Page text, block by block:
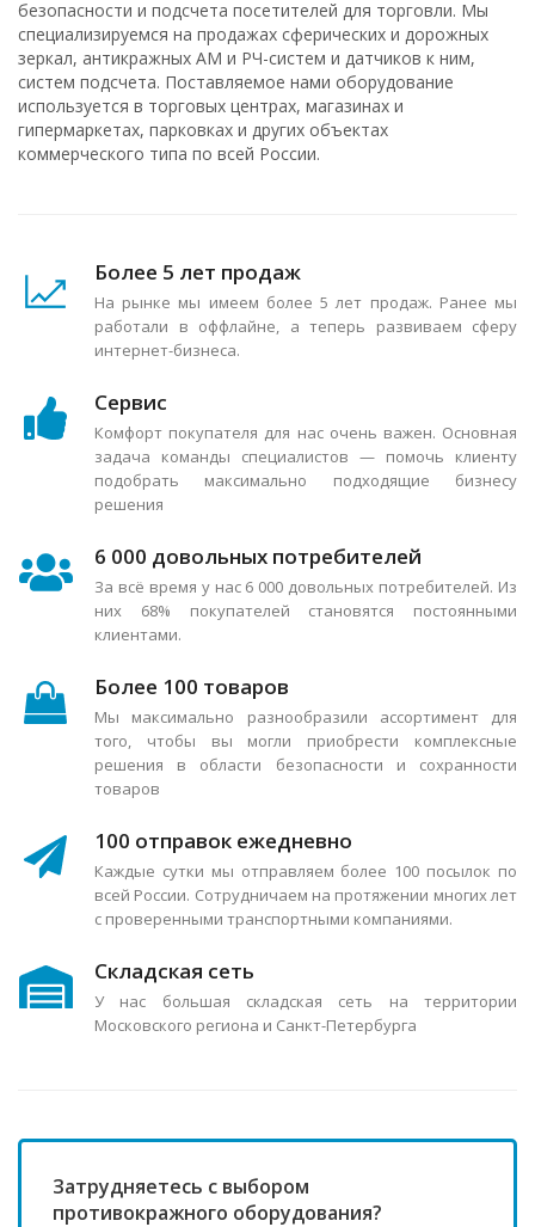
безопасности и подсчета посетителей для торговли. Мы
специализируемся на продажах сферических и дорожных
зеркал, антикражных АМ и РЧ-систем и датчиков к ним,
систем подсчета. Поставляемое нами оборудование
используется в торговых центрах, магазинах и
гипермаркетах, парковках и других объектах
коммерческого типа по всей России.
Более 5 лет продаж
На рынке мы имеем более 5 лет продаж. Ранее мы
работали в оффлайне, а теперь развиваем сферу
интернет-бизнеса.
Сервис
Комфорт покупателя для нас очень важен. Основная
задача команды специалистов — помочь клиенту
подобрать максимально подходящие бизнесу
решения
6 000 довольных потребителей
За всё время у нас 6 000 довольных потребителей. Из
них 68% покупателей становятся постоянными
клиентами.
Более 100 товаров
Мы максимально разнообразили ассортимент для
того, чтобы вы могли приобрести комплексные
решения в области безопасности и сохранности
товаров
100 отправок ежедневно
Каждые сутки мы отправляем более 100 посылок по
всей России. Сотрудничаем на протяжении многих лет
с проверенными транспортными компаниями.
Складская сеть
У нас большая складская сеть на территории
Московского региона и Санкт-Петербурга
Затрудняетесь с выбором
противокражного оборудования?